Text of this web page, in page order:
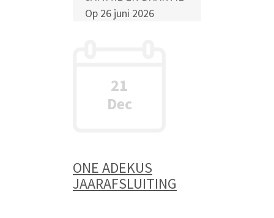
Op 26 juni 2026
de Schrijversgroep '77,
een presentatie over...
21
Dec
ONE ADEKUS
JAARAFSLUITING